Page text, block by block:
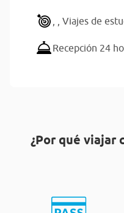
Viajes de
Recepción 24
¿Por qué viajar